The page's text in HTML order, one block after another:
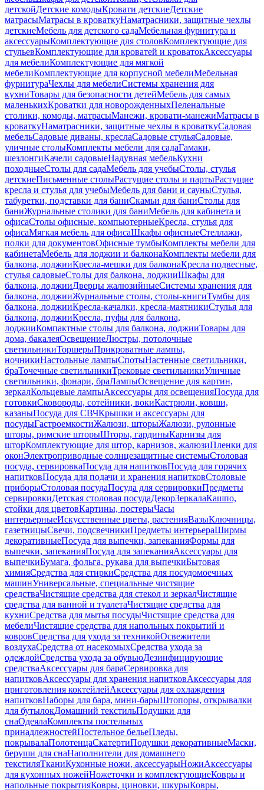
детскойДетские комодыКровати детскиеДетские
матрасыМатрасы в кроваткуНаматрасники, защитные чехлы
детскиеМебель для детского садаМебельная фурнитура и
аксессуарыКомплектующие для столовКомплектующие для
стульевКомплектующие для кроватей и кроватокАксессуары
для мебелиКомплектующие для мягкой
мебелиКомплектующие для корпусной мебелиМебельная
фурнитураЧехлы для мебелиСистемы хранения для
кухниТовары для безопасности детейМебель для самых
маленькихКроватки для новорожденныхПеленальные
столики, комоды, матрасыМанежи, кровати-манежиМатрасы в
кроваткуНаматрасники, защитные чехлы в кроваткуСадовая
мебельСадовые диваны, креслаСадовые стульяСадовые,
уличные столыКомплекты мебели для садаГамаки,
шезлонгиКачели садовыеНадувная мебельКухни
походныеСтолы для садаМебель для учебыСтолы, стулья
детскиеПисьменные столыРастущие столы и партыРастущие
кресла и стулья для учебыМебель для бани и сауныСтулья,
табуретки, подставки для баниСкамьи для баниСтолы для
баниЖурнальные столики для баниМебель для кабинета и
офисаСтолы офисные, компьютерныеКресла, стулья для
офисаМягкая мебель для офисаШкафы офисныеСтеллажи,
полки для документовОфисные тумбыКомплекты мебели для
кабинетаМебель для лоджии и балконаКомплекты мебели для
балкона, лоджииКресла-мешки для балконаКресла подвесные,
стулья садовыеСтолы для балкона, лоджииШкафы для
балкона, лоджииДверцы жалюзийныеСистемы хранения для
балкона, лоджииЖурнальные столы, столы-книгиТумбы для
балкона, лоджииКресла-качалки, кресла-маятникиСтулья для
балкона, лоджииКресла, пуфы для балкона,
лоджииКомпактные столы для балкона, лоджииТовары для
дома, бакалеяОсвещениеЛюстры, потолочные
светильникиТоршерыПрикроватные лампы,
ночникиНастольные лампыСпотыНастенные светильники,
браТочечные светильникиТрековые светильникиУличные
светильники, фонари, браЛампыОсвещение для картин,
зеркалКольцевые лампыАксессуары для освещенияПосуда для
готовкиСковороды, сотейники, вокиКастрюли, ковши,
казаныПосуда для СВЧКрышки и аксессуары для
посудыГастроемкостиЖалюзи, шторыЖалюзи, рулонные
шторы, римские шторыШторы, гардиныКарнизы для
шторКомплектующие для штор, карнизов, жалюзиПленки для
оконЭлектроприводные солнцезащитные системыСтоловая
посуда, сервировкаПосуда для напитковПосуда для горячих
напитковПосуда для подачи и хранения напитковСтоловые
приборыСтоловая посудаПосуда для сервировкиПредметы
сервировкиДетская столовая посудаДекорЗеркалаКашпо,
стойки для цветовКартины, постерыЧасы
интерьерныеИскусственные цветы, растенияВазыКлючницы,
газетницыСвечи, подсвечникиПредметы интерьераШирмы
декоративныеПосуда для выпечки, запеканияФормы для
выпечки, запеканияПосуда для запеканияАксессуары для
выпечкиБумага, фольга, рукава для выпечкиБытовая
химияСредства для стиркиСредства для посудомоечных
машинУниверсальные, специальные чистящие
средстваЧистящие средства для стекол и зеркалЧистящие
средства для ванной и туалетаЧистящие средства для
кухниСредства для мытья посудыЧистящие средства для
мебелиЧистящие средства для напольных покрытий и
ковровСредства для ухода за техникойОсвежители
воздухаСредства от насекомыхСредства ухода за
одеждойСредства ухода за обувьюДезинфицирующие
средстваАксессуары для бараСервировка для
напитковАксессуары для хранения напитковАксессуары для
приготовления коктейлейАксессуары для охлаждения
напитковНаборы для бара, мини-барыШтопоры, открывалки
для бутылокДомашний текстильПодушки для
снаОдеялаКомплекты постельных
принадлежностейПостельное бельеПледы,
покрывалаПолотенцаСкатертиПодушки декоративныеМаски,
беруши для снаНаполнители для домашнего
текстиляТканиКухонные ножи, аксессуарыНожиАксессуары
для кухонных ножейНожеточки и комплектующиеКовры и
напольные покрытияКовры, циновки, шкурыКовры,